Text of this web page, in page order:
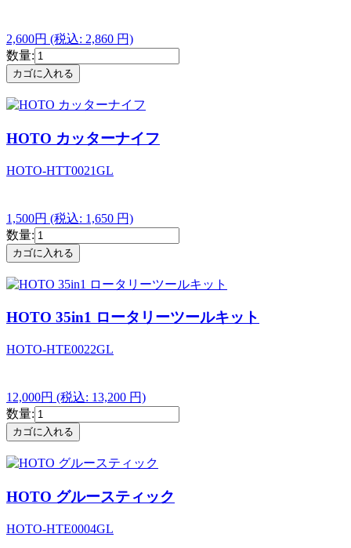
2,600円 (税込: 2,860 円)
数量:
HOTO カッターナイフ
HOTO-HTT0021GL
1,500円 (税込: 1,650 円)
数量:
HOTO 35in1 ロータリーツールキット
HOTO-HTE0022GL
12,000円 (税込: 13,200 円)
数量:
HOTO グルースティック
HOTO-HTE0004GL